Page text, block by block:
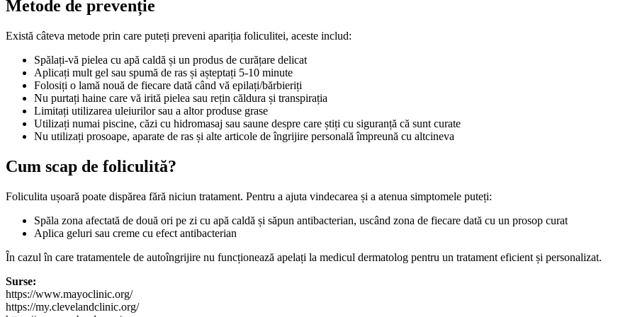
Metode de prevenție
Există câteva metode prin care puteți preveni apariția foliculitei, aceste includ:
Spălați-vă pielea cu apă caldă și un produs de curățare delicat
Aplicați mult gel sau spumă de ras și așteptați 5-10 minute
Folosiți o lamă nouă de fiecare dată când vă epilați/bărbieriți
Nu purtați haine care vă irită pielea sau rețin căldura și transpirația
Limitați utilizarea uleiurilor sau a altor produse grase
Utilizați numai piscine, căzi cu hidromasaj sau saune despre care știți cu siguranță că sunt curate
Nu utilizați prosoape, aparate de ras și alte articole de îngrijire personală împreună cu altcineva
Cum scap de foliculită?
Foliculita ușoară poate dispărea fără niciun tratament. Pentru a ajuta vindecarea și a atenua simptomele puteți:
Spăla zona afectată de două ori pe zi cu apă caldă și săpun antibacterian, uscând zona de fiecare dată cu un prosop curat
Aplica geluri sau creme cu efect antibacterian
În cazul în care tratamentele de autoîngrijire nu funcționează apelați la medicul dermatolog pentru un tratament eficient și personalizat.
Surse:
https://www.mayoclinic.org/
https://my.clevelandclinic.org/